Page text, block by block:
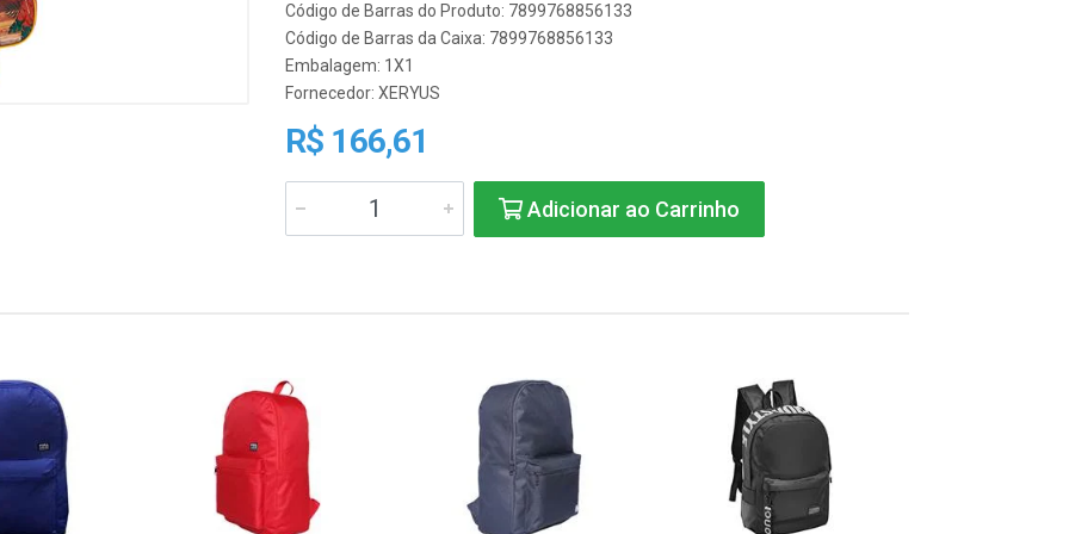
Código de Barras do Produto: 7899768856133
Código de Barras da Caixa: 7899768856133
Embalagem: 1X1
Fornecedor: XERYUS
R$ 166,61
Adicionar ao Carrinho